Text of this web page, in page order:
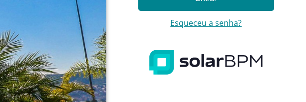
Esqueceu a senha?